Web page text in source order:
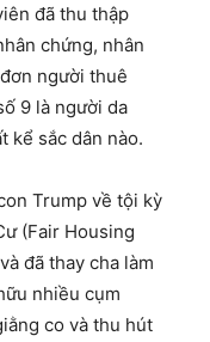
đã thu thập
chứng, nhân
người thuê
9 là người da
kể sắc dân nào.
Trump về tội kỳ
(Fair Housing
đã thay cha làm
nhiều cụm
co và thu hút